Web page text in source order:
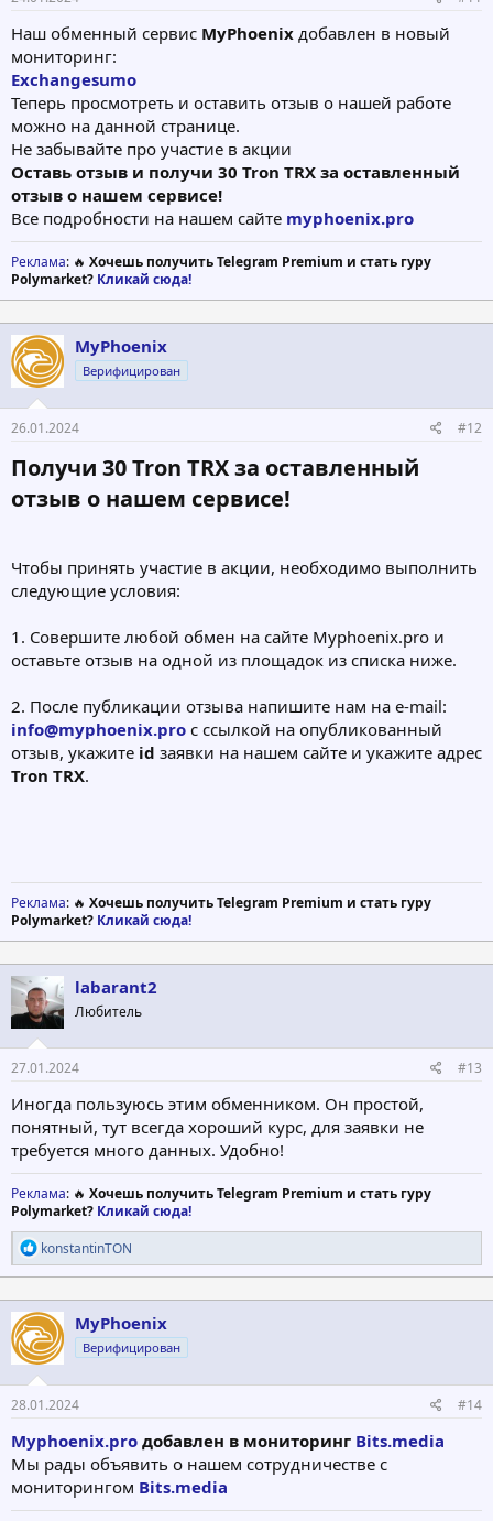
Наш обменный сервис MyPhoenix добавлен в новый
мониторинг:
Exchangesumo
Теперь просмотреть и оставить отзыв о нашей работе
можно на данной странице.
Не забывайте про участие в акции
Оставь отзыв и получи 30 Tron TRX за оставленный
отзыв о нашем сервисе!
Все подробности на нашем сайте myphoenix.pro
Реклама: 🔥 Хочешь получить Telegram Premium и стать гуру
Polymarket? Кликай сюда!
MyPhoenix
Верифицирован
26.01.2024 #12
Получи 30 Tron TRX за оставленный
отзыв о нашем сервисе!
Чтобы принять участие в акции, необходимо выполнить
следующие условия:
1. Совершите любой обмен на сайте Myphoenix.pro и
оставьте отзыв на одной из площадок из списка ниже.
2. После публикации отзыва напишите нам на e-mail:
info@myphoenix.pro с ссылкой на опубликованный
отзыв, укажите id заявки на нашем сайте и укажите адрес
Tron TRX.
Реклама: 🔥 Хочешь получить Telegram Premium и стать гуру
Polymarket? Кликай сюда!
labarant2
Любитель
27.01.2024 #13
Иногда пользуюсь этим обменником. Он простой,
понятный, тут всегда хороший курс, для заявки не
требуется много данных. Удобно!
Реклама: 🔥 Хочешь получить Telegram Premium и стать гуру
Polymarket? Кликай сюда!
Р
е
а
к
ц
и
и
:
konstantinTON
MyPhoenix
Верифицирован
28.01.2024 #14
Myphoenix.pro добавлен в мониторинг Bits.media
Мы рады объявить о нашем сотрудничестве c
мониторингом Bits.media